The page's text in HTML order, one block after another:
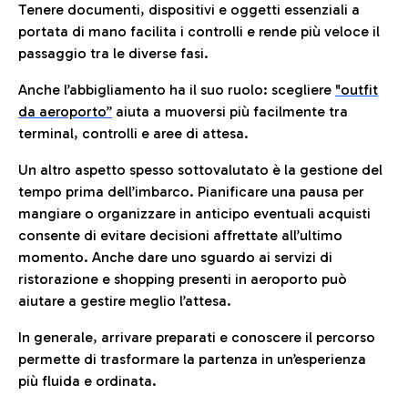
Tenere documenti, dispositivi e oggetti essenziali a
portata di mano facilita i controlli e rende più veloce il
passaggio tra le diverse fasi.
Anche l’abbigliamento ha il suo ruolo: scegliere "outfit
da aeroporto” aiuta a muoversi più facilmente tra
terminal, controlli e aree di attesa.
Un altro aspetto spesso sottovalutato è la gestione del
tempo prima dell’imbarco. Pianificare una pausa per
mangiare o organizzare in anticipo eventuali acquisti
consente di evitare decisioni affrettate all’ultimo
momento. Anche dare uno sguardo ai servizi di
ristorazione e shopping presenti in aeroporto può
aiutare a gestire meglio l’attesa.
In generale, arrivare preparati e conoscere il percorso
permette di trasformare la partenza in un’esperienza
più fluida e ordinata.